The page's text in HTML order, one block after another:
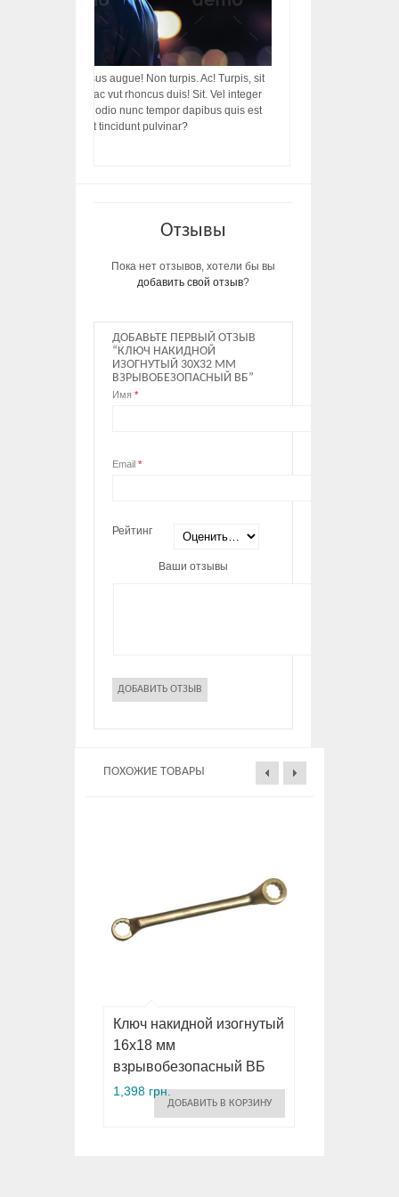
integer! Risus augue! Non turpis. Ac! Turpis, sit
rhoncus porttitor ac vut rhoncus duis! Sit. Vel integer
ut diam porttitor odio nunc tempor dapibus quis est
dictumst, vel amet tincidunt pulvinar?
Отзывы
Пока нет отзывов, хотели бы вы
добавить свой отзыв?
ДОБАВЬТЕ ПЕРВЫЙ ОТЗЫВ
“КЛЮЧ НАКИДНОЙ
ИЗОГНУТЫЙ 30Х32 ММ
ВЗРЫВОБЕЗОПАСНЫЙ ВБ”
Имя *
Email *
Рейтинг
Ваши отзывы
ПОХОЖИЕ ТОВАРЫ
Ключ накидной изогнутый
16х18 мм
взрывобезопасный ВБ
1,398 грн.
ДОБАВИТЬ В КОРЗИНУ